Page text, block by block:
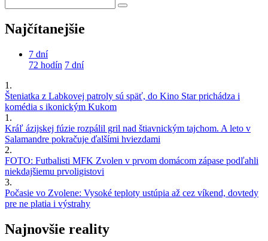
Najčítanejšie
7 dní
72 hodín 7 dní
1.
Šteniatka z Labkovej patroly sú späť, do Kino Star prichádza i
komédia s ikonickým Kukom
1.
Kráľ ázijskej fúzie rozpálil gril nad štiavnickým tajchom. A leto v
Salamandre pokračuje ďalšími hviezdami
2.
FOTO: Futbalisti MFK Zvolen v prvom domácom zápase podľahli
niekdajšiemu prvoligistovi
3.
Počasie vo Zvolene: Vysoké teploty ustúpia až cez víkend, dovtedy
pre ne platia i výstrahy
Najnovšie reality